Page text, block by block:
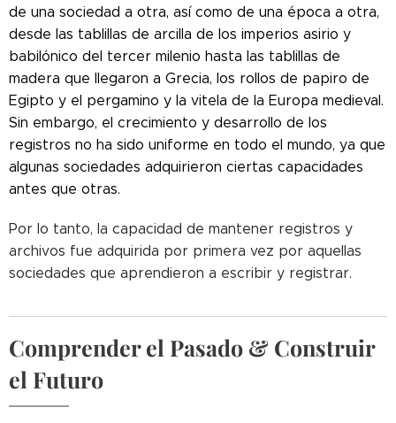
de una sociedad a otra, así como de una época a otra,
desde las tablillas de arcilla de los imperios asirio y
babilónico del tercer milenio hasta las tablillas de
madera que llegaron a Grecia, los rollos de papiro de
Egipto y el pergamino y la vitela de la Europa medieval.
Sin embargo, el crecimiento y desarrollo de los
registros no ha sido uniforme en todo el mundo, ya que
algunas sociedades adquirieron ciertas capacidades
antes que otras.
Por lo tanto, la capacidad de mantener registros y
archivos fue adquirida por primera vez por aquellas
sociedades que aprendieron a escribir y registrar.
Comprender el Pasado & Construir
el Futuro